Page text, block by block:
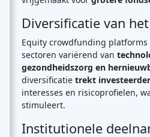
Diversificatie van
Equity crowdfunding
sectoren variërend van
gezondheidszorg en
diversificatie trekt
interesses en risicoprofielen,
stimuleert.
Institutionele